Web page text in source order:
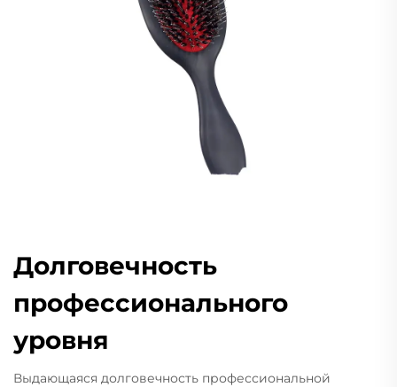
Долговечность
профессионального
уровня
Выдающаяся долговечность профессиональной